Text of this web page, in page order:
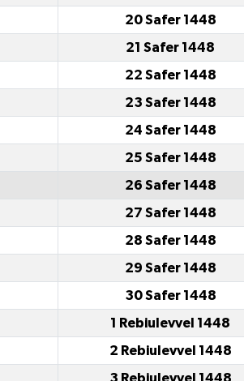
20 Safer 1448
21 Safer 1448
22 Safer 1448
23 Safer 1448
24 Safer 1448
25 Safer 1448
26 Safer 1448
27 Safer 1448
28 Safer 1448
29 Safer 1448
30 Safer 1448
1 Rebiulevvel 1448
2 Rebiulevvel 1448
3 Rebiulevvel 1448